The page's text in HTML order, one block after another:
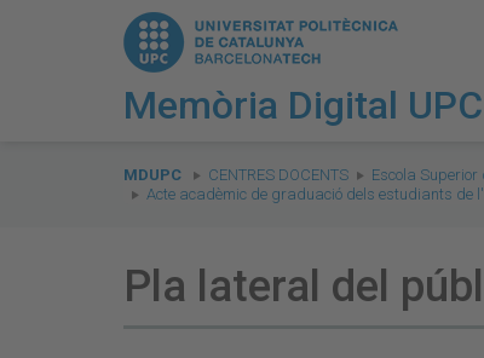
Memòria Digital UPC
are
here:
MDUPC CENTRES DOCENTS Escola Superior
Acte acadèmic de graduació dels estudiants de
Pla lateral del